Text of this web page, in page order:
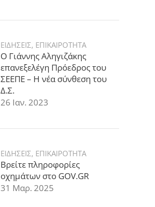
ΕΙΔΗΣΕΙΣ, ΕΠΙΚΑΙΡΟΤΗΤΑ
Ο Γιάννης Αληγιζάκης
επανεξελέγη Πρόεδρος του
ΣΕΕΠΕ – Η νέα σύνθεση του
Δ.Σ.
26 Ιαν. 2023
ΕΙΔΗΣΕΙΣ, ΕΠΙΚΑΙΡΟΤΗΤΑ
Βρείτε πληροφορίες
οχημάτων στο GOV.GR
31 Μαρ. 2025